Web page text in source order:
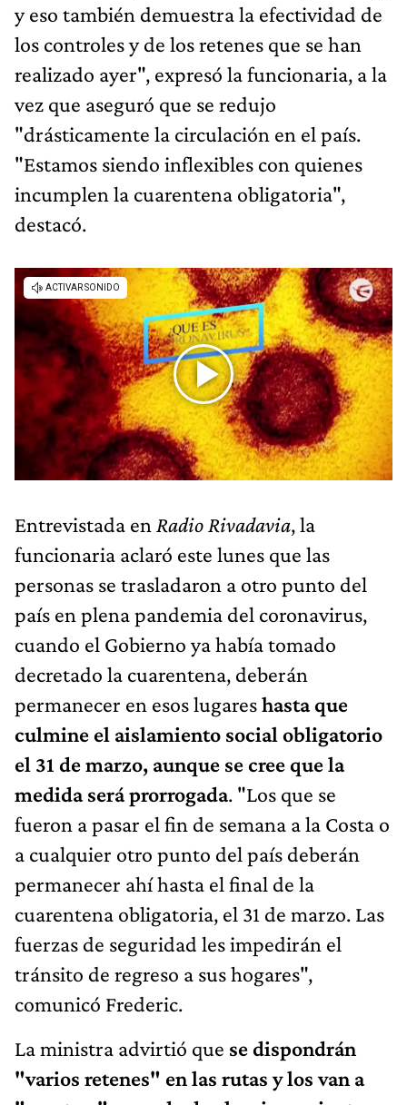
y eso también demuestra la efectividad de
los controles y de los retenes que se han
realizado ayer", expresó la funcionaria, a la
vez que aseguró que se redujo
"drásticamente la circulación en el país.
"Estamos siendo inflexibles con quienes
incumplen la cuarentena obligatoria",
destacó.
Entrevistada en Radio Rivadavia, la
funcionaria aclaró este lunes que las
personas se trasladaron a otro punto del
país en plena pandemia del coronavirus,
cuando el Gobierno ya había tomado
decretado la cuarentena, deberán
permanecer en esos lugareshasta que
culmine el aislamiento social obligatorio
el 31 de marzo, aunque se cree que la
medida será prorrogada. "Los que se
fueron a pasar el fin de semana a la Costa o
a cualquier otro punto del país deberán
permanecer ahí hasta el final de la
cuarentena obligatoria, el 31 de marzo. Las
fuerzas de seguridad les impedirán el
tránsito de regreso a sus hogares",
comunicó Frederic.
La ministra advirtió que se dispondrán
"varios retenes" en las rutas y los van a